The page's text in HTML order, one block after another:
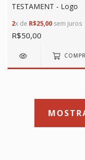
TESTAMENT - Logo
2x de R$25,00 sem juros
R$50,00